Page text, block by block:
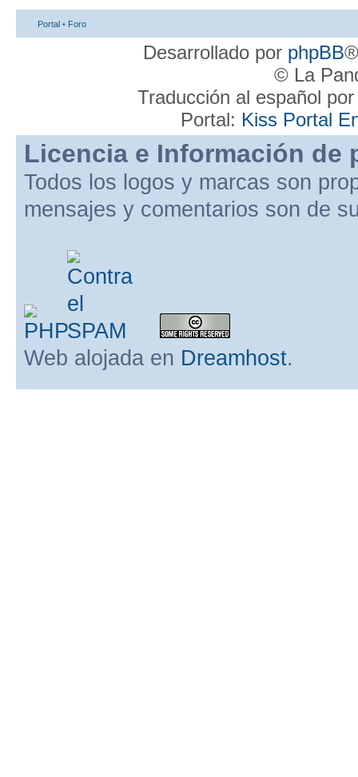
Portal • Foro
Desarrollado por phpBB
© La
Traducción al español
Portal: Kiss Portal
Licencia e Información de
Todos los logos y marcas son
mensajes y comentarios son de
Web alojada en Dreamhost.